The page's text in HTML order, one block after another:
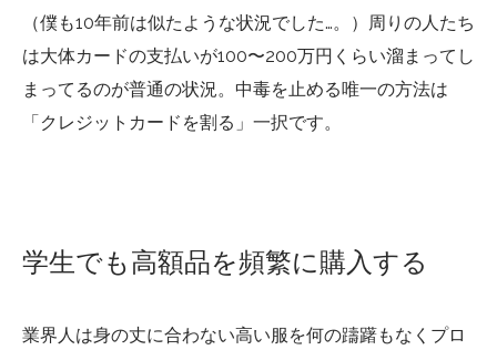
（僕も10年前は似たような状況でした…。）周りの人たち
は大体カードの支払いが100〜200万円くらい溜まってし
まってるのが普通の状況。中毒を止める唯一の方法は
「クレジットカードを割る」一択です。
学生でも高額品を頻繁に購入する
業界人は身の丈に合わない高い服を何の躊躇もなくプロ